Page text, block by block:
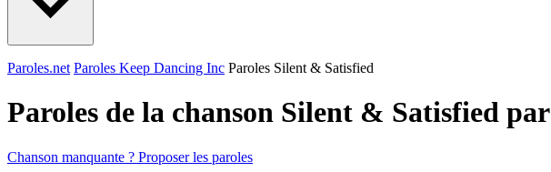
Paroles.net Paroles Keep Dancing Inc Paroles Silent & Satisfied
Paroles de la chanson Silent & Satisfied par
Chanson manquante ? Proposer les paroles